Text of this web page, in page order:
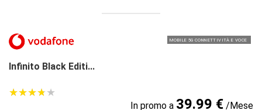
MOBILE 5G CONNETTIVITÀ E VOCE
Infinito Black Editi...
★★★★★
★★★★★
In promo a 39.99 €/Mese